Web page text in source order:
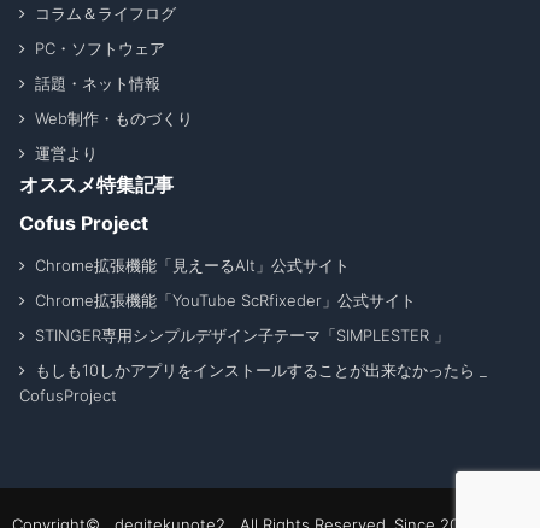
コラム＆ライフログ
PC・ソフトウェア
話題・ネット情報
Web制作・ものづくり
運営より
オススメ特集記事
Cofus Project
Chrome拡張機能「見えーるAlt」公式サイト
Chrome拡張機能「YouTube ScRfixeder」公式サイト
STINGER専用シンプルデザイン子テーマ「SIMPLESTER 」
もしも10しかアプリをインストールすることが出来なかったら _
CofusProject